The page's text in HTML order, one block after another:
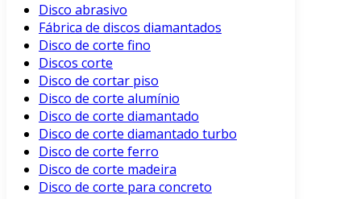
Disco abrasivo
Fábrica de discos diamantados
Disco de corte fino
Discos corte
Disco de cortar piso
Disco de corte alumínio
Disco de corte diamantado
Disco de corte diamantado turbo
Disco de corte ferro
Disco de corte madeira
Disco de corte para concreto